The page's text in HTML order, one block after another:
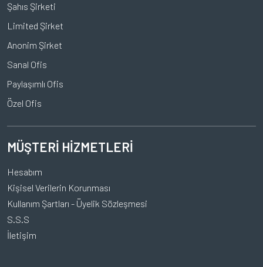
Şahıs Şirketi
Limited Şirket
Anonim Şirket
Sanal Ofis
Paylaşımlı Ofis
Özel Ofis
MÜŞTERİ HİZMETLERİ
Hesabım
Kişisel Verilerin Korunması
Kullanım Şartları - Üyelik Sözleşmesi
S.S.S
İletişim